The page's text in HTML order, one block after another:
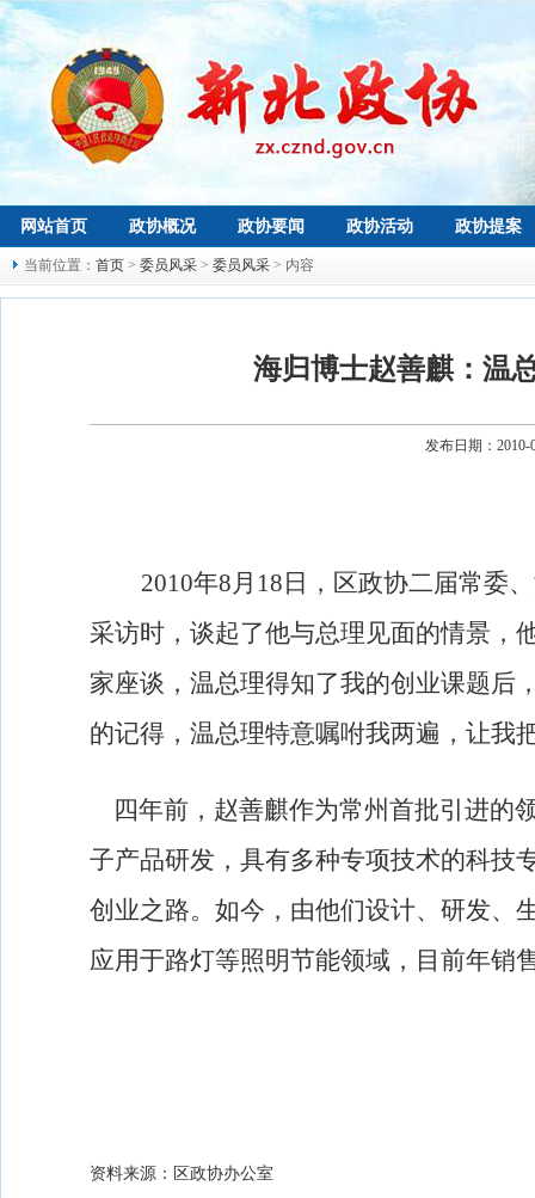
网站首页 政协概况 政协要闻 政协活动 政协提案
当前位置： 首页 > 委员风采 > 委员风采 > 内容
海归博士赵善麒：温
发布日期：
2010年8月 18 日 ，区政协二届常委、
采访时，谈起了他与总理见面的情景，
家座谈，温总理得知了我的创业课题后
的记得，温总理特意嘱咐我两遍，让我
四年前，赵善麒作为常州首批引进的
子产品研发，具有多种专项技术的科技
创业之路。如今，由他们设计、研发、
应用于路灯等照明节能领域，目前年销
资料来源：区政协办公室